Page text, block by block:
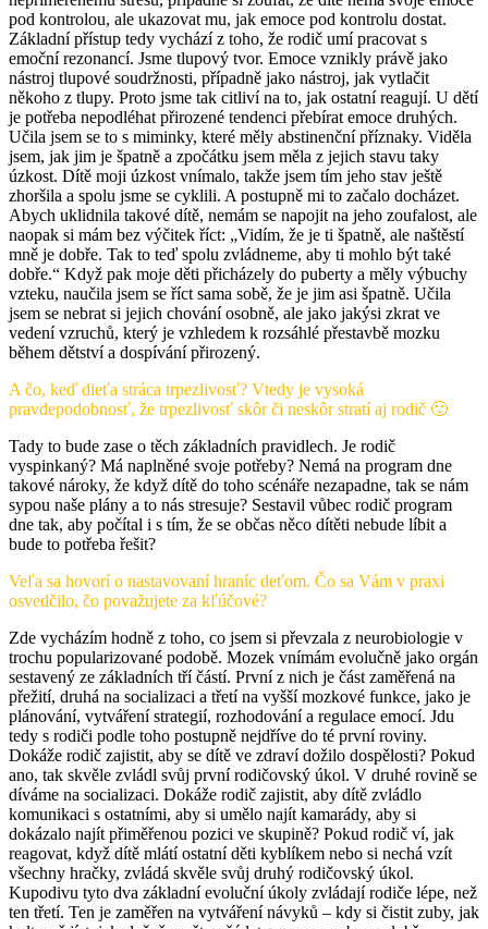
pod kontrolou, ale ukazovat mu, jak emoce pod kontrolu dostat.
Základní přístup tedy vychází z toho, že rodič umí pracovat s
emoční rezonancí. Jsme tlupový tvor. Emoce vznikly právě jako
nástroj tlupové soudržnosti, případně jako nástroj, jak vytlačit
někoho z tlupy. Proto jsme tak citliví na to, jak ostatní reagují. U dětí
je potřeba nepodléhat přirozené tendenci přebírat emoce druhých.
Učila jsem se to s miminky, které měly abstinenční příznaky. Viděla
jsem, jak jim je špatně a zpočátku jsem měla z jejich stavu taky
úzkost. Dítě moji úzkost vnímalo, takže jsem tím jeho stav ještě
zhoršila a spolu jsme se cyklili. A postupně mi to začalo docházet.
Abych uklidnila takové dítě, nemám se napojit na jeho zoufalost, ale
naopak si mám bez výčitek říct: „Vidím, že je ti špatně, ale naštěstí
mně je dobře. Tak to teď spolu zvládneme, aby ti mohlo být také
dobře.“ Když pak moje děti přicházely do puberty a měly výbuchy
vzteku, naučila jsem se říct sama sobě, že je jim asi špatně. Učila
jsem se nebrat si jejich chování osobně, ale jako jakýsi zkrat ve
vedení vzruchů, který je vzhledem k rozsáhlé přestavbě mozku
během dětství a dospívání přirozený.
A čo, keď dieťa stráca trpezlivosť? Vtedy je vysoká
pravdepodobnosť, že trpezlivosť skôr či neskôr stratí aj rodič 🙂
Tady to bude zase o těch základních pravidlech. Je rodič
vyspinkaný? Má naplněné svoje potřeby? Nemá na program dne
takové nároky, že když dítě do toho scénáře nezapadne, tak se nám
sypou naše plány a to nás stresuje? Sestavil vůbec rodič program
dne tak, aby počítal i s tím, že se občas něco dítěti nebude líbit a
bude to potřeba řešit?
Veľa sa hovorí o nastavovaní hraníc deťom. Čo sa Vám v praxi
osvedčilo, čo považujete za kľúčové?
Zde vycházím hodně z toho, co jsem si převzala z neurobiologie v
trochu popularizované podobě. Mozek vnímám evolučně jako orgán
sestavený ze základních tří částí. První z nich je část zaměřená na
přežití, druhá na socializaci a třetí na vyšší mozkové funkce, jako je
plánování, vytváření strategií, rozhodování a regulace emocí. Jdu
tedy s rodiči podle toho postupně nejdříve do té první roviny.
Dokáže rodič zajistit, aby se dítě ve zdraví dožilo dospělosti? Pokud
ano, tak skvěle zvládl svůj první rodičovský úkol. V druhé rovině se
díváme na socializaci. Dokáže rodič zajistit, aby dítě zvládlo
komunikaci s ostatními, aby si umělo najít kamarády, aby si
dokázalo najít přiměřenou pozici ve skupině? Pokud rodič ví, jak
reagovat, když dítě mlátí ostatní děti kyblíkem nebo si nechá vzít
všechny hračky, zvládá skvěle svůj druhý rodičovský úkol.
Kupodivu tyto dva základní evoluční úkoly zvládají rodiče lépe, než
ten třetí. Ten je zaměřen na vytváření návyků – kdy si čistit zuby, jak